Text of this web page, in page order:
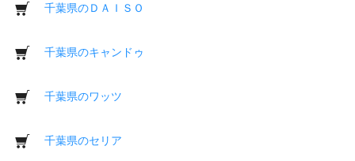
千葉県のＤＡＩＳＯ
千葉県のキャンドゥ
千葉県のワッツ
千葉県のセリア